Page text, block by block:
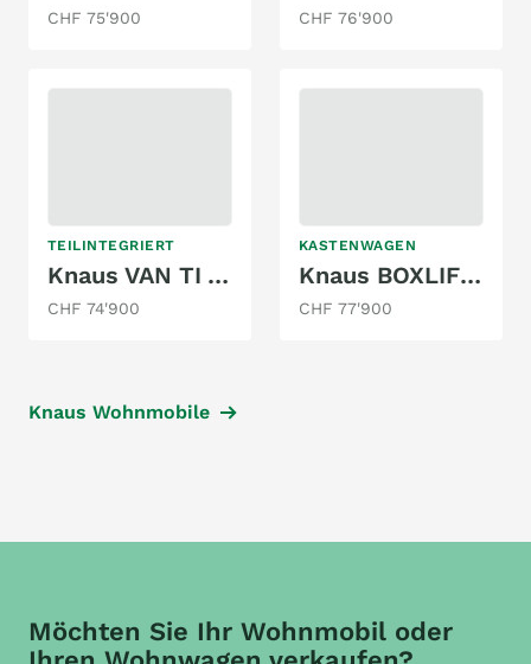
CHF 75'900 CHF 76'900
TEILINTEGRIERT
Knaus VAN TI VW VANSATION 640 MEG
CHF 74'900
KASTENWAGEN
Knaus BOXLIFE 600 ME PLATINUM SELECTION
CHF 77'900
Knaus Wohnmobile
Möchten Sie Ihr Wohnmobil oder